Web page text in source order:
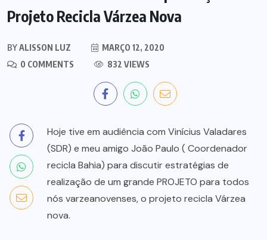
Projeto Recicla Várzea Nova
BYALISSON LUZ
MARÇO 12, 2020
0 COMMENTS
832 VIEWS
Hoje tive em audiência com Vinícius Valadares
(SDR) e meu amigo João Paulo ( Coordenador
recicla Bahia) para discutir estratégias de
realização de um grande PROJETO para todos
nós varzeanovenses, o projeto recicla Várzea
nova.